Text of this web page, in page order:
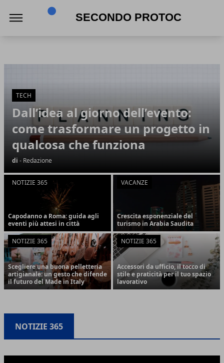
TECH
Dall’idea al giorno dell’evento:
come trasformare un progetto in
qualcosa che funziona
di - Redazione
NOTIZIE 365
Capodanno a Roma: guida agli
eventi più attesi in città
VACANZE
Crescita esponenziale del
turismo in Arabia Saudita
NOTIZIE 365
Scegliere una buona pelletteria
artigianale: un gesto che difende
il futuro del Made in Italy
NOTIZIE 365
Accessori da ufficio, il tocco di
stile e praticità per il tuo spazio
lavorativo
NOTIZIE 365